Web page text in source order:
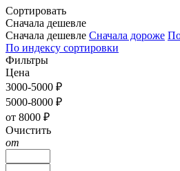
Сортировать
Сначала дешевле
Сначала дешевле Сначала дороже
По индексу сортировки
Фильтры
Цена
3000-5000 ₽
5000-8000 ₽
от 8000 ₽
Очистить
от